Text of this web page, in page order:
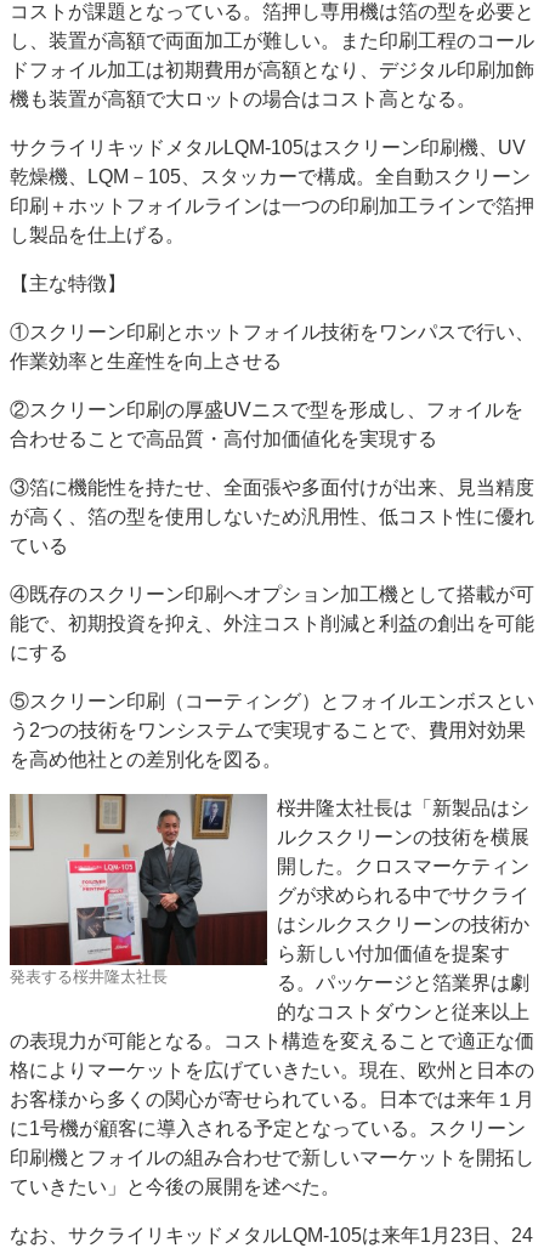
コストが課題となっている。箔押し専用機は箔の型を必要と
し、装置が高額で両面加工が難しい。また印刷工程のコール
ドフォイル加工は初期費用が高額となり、デジタル印刷加飾
機も装置が高額で大ロットの場合はコスト高となる。
サクライリキッドメタルLQM-105はスクリーン印刷機、UV
乾燥機、LQM－105、スタッカーで構成。全自動スクリーン
印刷＋ホットフォイルラインは一つの印刷加工ラインで箔押
し製品を仕上げる。
【主な特徴】
①スクリーン印刷とホットフォイル技術をワンパスで行い、
作業効率と生産性を向上させる
②スクリーン印刷の厚盛UVニスで型を形成し、フォイルを
合わせることで高品質・高付加価値化を実現する
③箔に機能性を持たせ、全面張や多面付けが出来、見当精度
が高く、箔の型を使用しないため汎用性、低コスト性に優れ
ている
④既存のスクリーン印刷へオプション加工機として搭載が可
能で、初期投資を抑え、外注コスト削減と利益の創出を可能
にする
⑤スクリーン印刷（コーティング）とフォイルエンボスとい
う2つの技術をワンシステムで実現することで、費用対効果
を高め他社との差別化を図る。
発表する桜井隆太社長
桜井隆太社長は「新製品はシ
ルクスクリーンの技術を横展
開した。クロスマーケティン
グが求められる中でサクライ
はシルクスクリーンの技術か
ら新しい付加価値を提案す
る。パッケージと箔業界は劇
的なコストダウンと従来以上
の表現力が可能となる。コスト構造を変えることで適正な価
格によりマーケットを広げていきたい。現在、欧州と日本の
お客様から多くの関心が寄せられている。日本では来年１月
に1号機が顧客に導入される予定となっている。スクリーン
印刷機とフォイルの組み合わせで新しいマーケットを開拓し
ていきたい」と今後の展開を述べた。
なお、サクライリキッドメタルLQM-105は来年1月23日、24